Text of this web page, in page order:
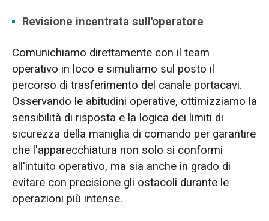
Revisione incentrata sull'operatore
Comunichiamo direttamente con il team
operativo in loco e simuliamo sul posto il
percorso di trasferimento del canale portacavi.
Osservando le abitudini operative, ottimizziamo la
sensibilità di risposta e la logica dei limiti di
sicurezza della maniglia di comando per garantire
che l'apparecchiatura non solo si conformi
all'intuito operativo, ma sia anche in grado di
evitare con precisione gli ostacoli durante le
operazioni più intense.